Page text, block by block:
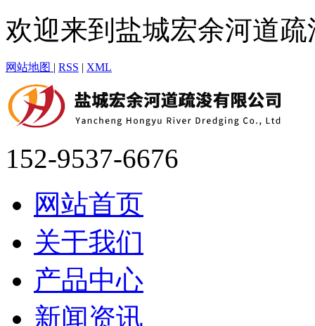
欢迎来到盐城宏余河道
网站地图 | RSS | XML
152-9537-6676
网站首页
关于我们
产品中心
新闻资讯